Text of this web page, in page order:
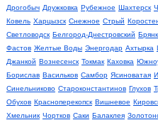
Дрогобыч Дружковка Рубежное Шахтерск
Ковель Харцызск Снежное Стрый
Светловодск Белгород-Днестровский
Фастов Желтые Воды Энергодар Ахтырка
Джанкой Вознесенск Токмак Каховка
Борислав Васильков Самбор Ясиноватая
Синельниково Староконстантинов Глухов
Обухов Красноперекопск Вишневое
Хмельник Чортков Саки Балаклея